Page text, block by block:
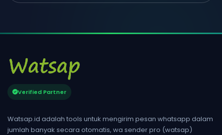
Verified Partner
Watsap.id adalah tools untuk mengirim pesan whatsapp dalam
jumlah banyak secara otomatis, wa sender pro (watsap)